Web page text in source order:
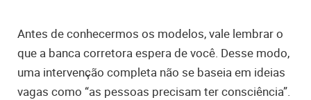
Antes de conhecermos os modelos, vale lembrar o
que a banca corretora espera de você. Desse modo,
uma intervenção completa não se baseia em ideias
vagas como “as pessoas precisam ter consciência”.